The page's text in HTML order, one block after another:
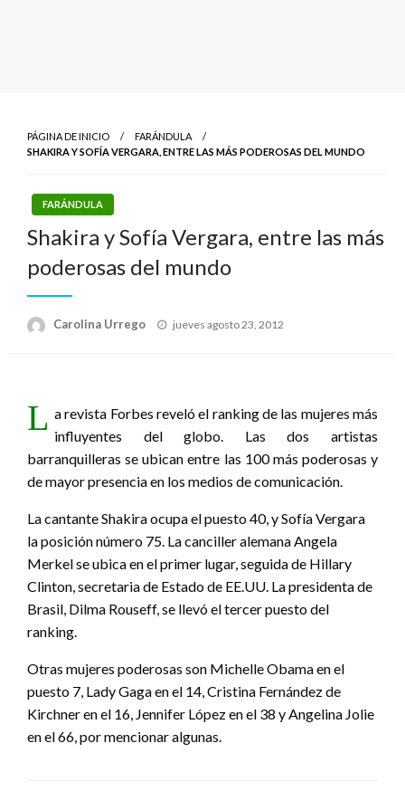
PÁGINA DE INICIO
FARÁNDULA
SHAKIRA Y SOFÍA VERGARA, ENTRE LAS MÁS PODEROSAS DEL MUNDO
FARÁNDULA
Shakira y Sofía Vergara, entre las más
poderosas del mundo
Carolina Urrego
Publicado
jueves agosto 23, 2012
L a revista Forbes reveló el ranking de las mujeres más
influyentes del globo. Las dos artistas
barranquilleras se ubican entre las 100 más poderosas y
de mayor presencia en los medios de comunicación.
La cantante Shakira ocupa el puesto 40, y Sofía Vergara
la posición número 75. La canciller alemana Angela
Merkel se ubica en el primer lugar, seguida de Hillary
Clinton, secretaria de Estado de EE.UU. La presidenta de
Brasil, Dilma Rouseff, se llevó el tercer puesto del
ranking.
Otras mujeres poderosas son Michelle Obama en el
puesto 7, Lady Gaga en el 14, Cristina Fernández de
Kirchner en el 16, Jennifer López en el 38 y Angelina Jolie
en el 66, por mencionar algunas.